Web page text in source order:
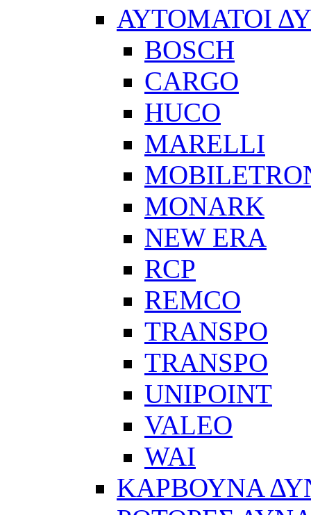
ΑΥΤΟΜΑΤΟΙ
BOSCH
CARGO
HUCO
MARELLI
MONARK
NEW ERA
RCP
REMCO
TRANSPO
TRANSPO
UNIPOINT
VALEO
WAI
ΚΑΡΒΟΥΝΑ